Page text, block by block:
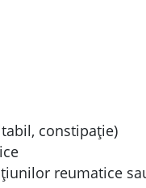
constipație)
reumatice